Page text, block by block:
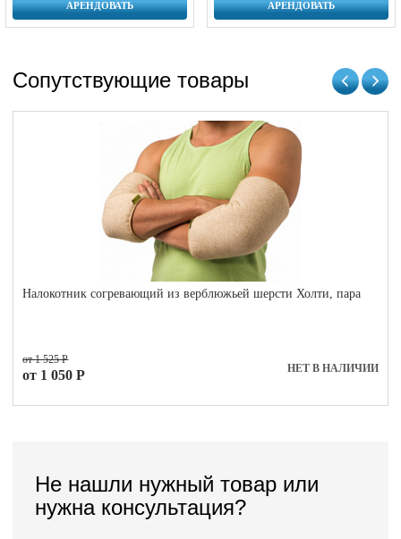
АРЕНДОВАТЬ АРЕНДОВАТЬ
Сопутствующие товары
Налокотник согревающий из верблюжьей шерсти Холти, пара
от 1 525 Р
от 1 050 Р НЕТ В НАЛИЧИИ
Не нашли нужный товар или
нужна консультация?